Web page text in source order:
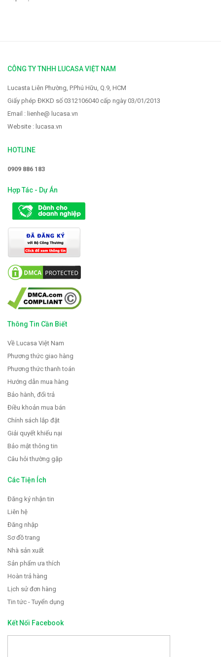
CÔNG TY TNHH LUCASA VIỆT NAM
Lucasta Liên Phường, P.Phú Hữu, Q.9, HCM
Giấy phép ĐKKD số 0312106040 cấp ngày 03/01/2013
Email : lienhe@ lucasa.vn
Website : lucasa.vn
HOTLINE
0909 886 183
Hợp Tác - Dự Án
Thông Tin Cần Biết
Về Lucasa Việt Nam
Phương thức giao hàng
Phương thức thanh toán
Hướng dẫn mua hàng
Bảo hành, đổi trả
Điều khoản mua bán
Chính sách lắp đặt
Giải quyết khiếu nại
Bảo mật thông tin
Câu hỏi thường gặp
Các Tiện Ích
Đăng ký nhận tin
Liên hệ
Đăng nhập
Sơ đồ trang
Nhà sản xuất
Sản phẩm ưa thích
Hoàn trả hàng
Lịch sử đơn hàng
Tin tức - Tuyển dụng
Kết Nối Facebook